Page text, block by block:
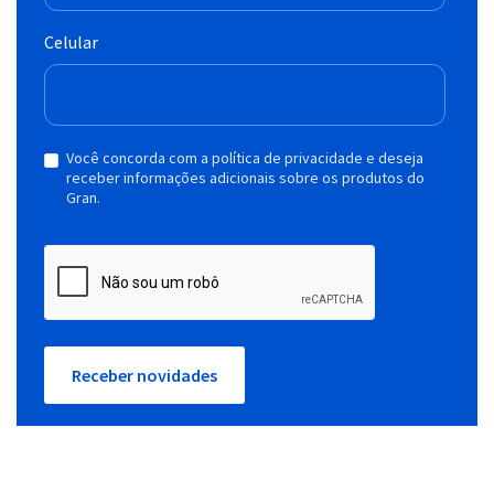
Celular
Você concorda com a política de privacidade e deseja
receber informações adicionais sobre os produtos do
Gran.
Receber novidades